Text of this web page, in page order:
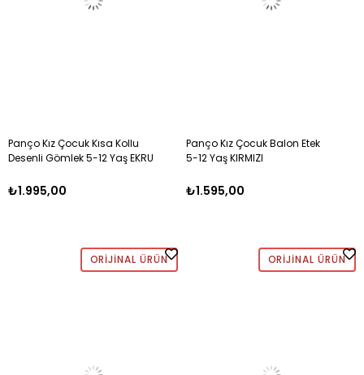
Panço Kız Çocuk Kısa Kollu
Desenli Gömlek 5-12 Yaş EKRU
₺1.995,00
Panço Kız Çocuk Balon Etek
5-12 Yaş KIRMIZI
₺1.595,00
ORIJINAL ÜRÜN ORIJINAL ÜRÜN